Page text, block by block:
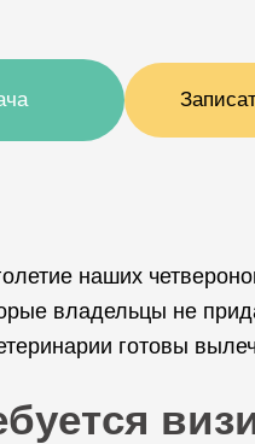
наших
владельцы не
готовы